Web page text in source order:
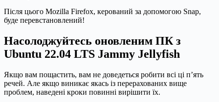
Після цього Mozilla Firefox, керований за допомогою Snap,
буде перевстановлений!
Насолоджуйтесь оновленим ПК з
Ubuntu 22.04 LTS Jammy Jellyfish
Якщо вам пощастить, вам не доведеться робити всі ці п’ять
речей. Але якщо виникає якась із перерахованих вище
проблем, наведені кроки повинні вирішити їх.